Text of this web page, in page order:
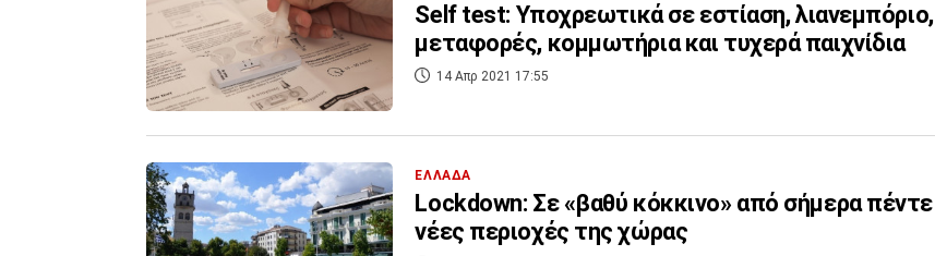
Self test: Υποχρεωτικά σε εστίαση, λιανεμπόριο,
μεταφορές, κομμωτήρια και τυχερά παιχνίδια
14 Απρ 2021 17:55
ΕΛΛΑΔΑ
Lockdown: Σε «βαθύ κόκκινο» από σήμερα πέντε
νέες περιοχές της χώρας